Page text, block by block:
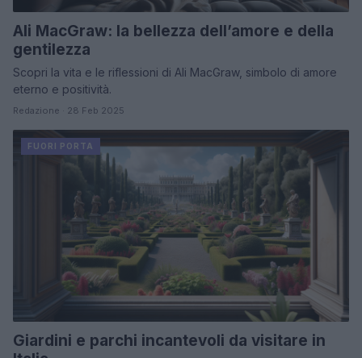
Ali MacGraw: la bellezza dell’amore e della
gentilezza
Scopri la vita e le riflessioni di Ali MacGraw, simbolo di amore
eterno e positività.
Redazione · 28 Feb 2025
FUORI PORTA
Giardini e parchi incantevoli da visitare in